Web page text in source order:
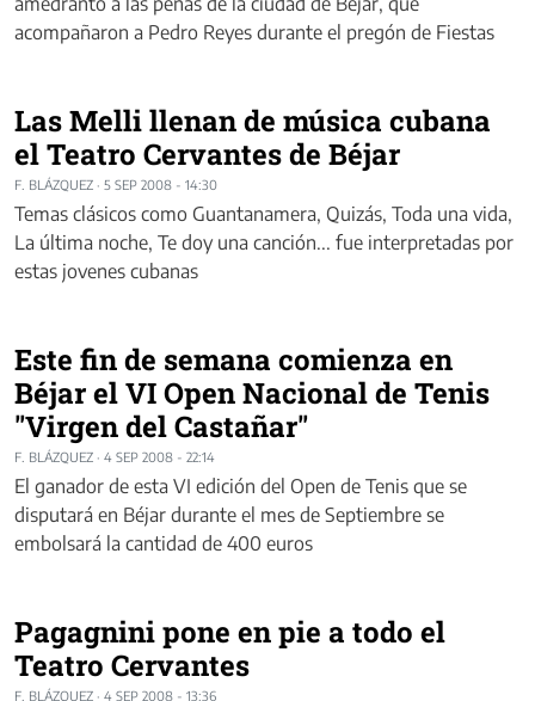
acompañaron a Pedro Reyes durante el pregón de Fiestas
Las Melli llenan de música cubana
el Teatro Cervantes de Béjar
F. BLÁZQUEZ · 5 SEP 2008 - 14:30
Temas clásicos como Guantanamera, Quizás, Toda una vida,
La última noche, Te doy una canción... fue interpretadas por
estas jovenes cubanas
Este fin de semana comienza en
Béjar el VI Open Nacional de Tenis
"Virgen del Castañar"
F. BLÁZQUEZ · 4 SEP 2008 - 22:14
El ganador de esta VI edición del Open de Tenis que se
disputará en Béjar durante el mes de Septiembre se
embolsará la cantidad de 400 euros
Pagagnini pone en pie a todo el
Teatro Cervantes
F. BLÁZQUEZ · 4 SEP 2008 - 13:36